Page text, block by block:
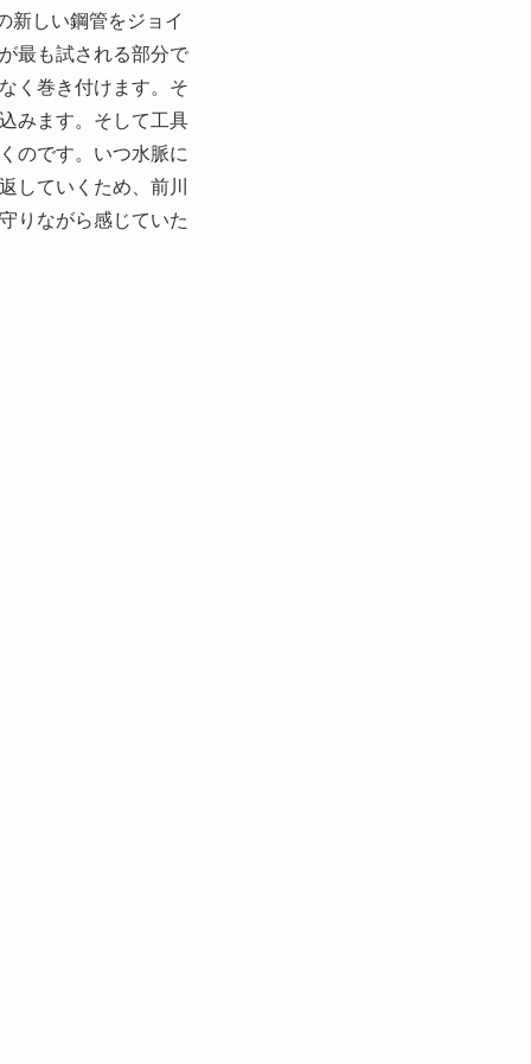
新しい鋼管をジョイ
最も試される部分で
く巻き付けます。そ
みます。そして工具
のです。いつ水脈に
していくため、前川
りながら感じていた